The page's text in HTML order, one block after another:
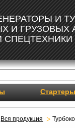
И
И ГРУЗОВЫХ
СПЕЦТЕХНИКИ
Стартеры
Вся продукция